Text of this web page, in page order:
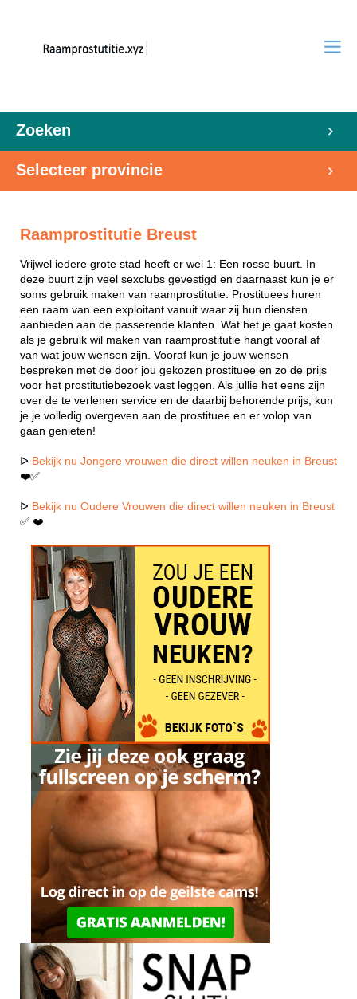
Zoeken
Selecteer provincie
Raamprostitutie Breust
Vrijwel iedere grote stad heeft er wel 1: Een rosse buurt. In
deze buurt zijn veel sexclubs gevestigd en daarnaast kun je er
soms gebruik maken van raamprostitutie. Prostituees huren
een raam van een exploitant vanuit waar zij hun diensten
aanbieden aan de passerende klanten. Wat het je gaat kosten
als je gebruik wil maken van raamprostitutie hangt vooral af
van wat jouw wensen zijn. Vooraf kun je jouw wensen
bespreken met de door jou gekozen prostituee en zo de prijs
voor het prostitutiebezoek vast leggen. Als jullie het eens zijn
over de te verlenen service en de daarbij behorende prijs, kun
je je volledig overgeven aan de prostituee en er volop van
gaan genieten!
ᐅ Bekijk nu Jongere vrouwen die direct willen neuken in Breust
❤️✅
ᐅ Bekijk nu Oudere Vrouwen die direct willen neuken in Breust
✅ ❤️